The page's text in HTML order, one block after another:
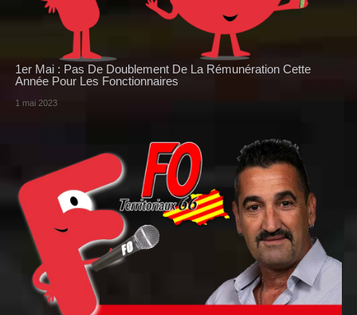
1er Mai : Pas De Doublement De La Rémunération Cette
Année Pour Les Fonctionnaires
1 mai 2023